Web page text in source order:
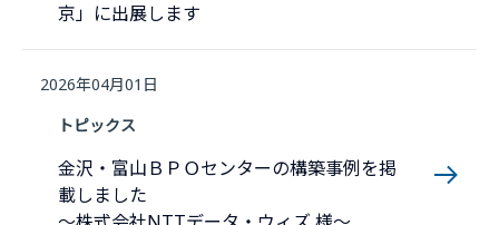
京」に出展します
2026年04月01日
トピックス
金沢・富山ＢＰＯセンターの構築事例を掲
載しました